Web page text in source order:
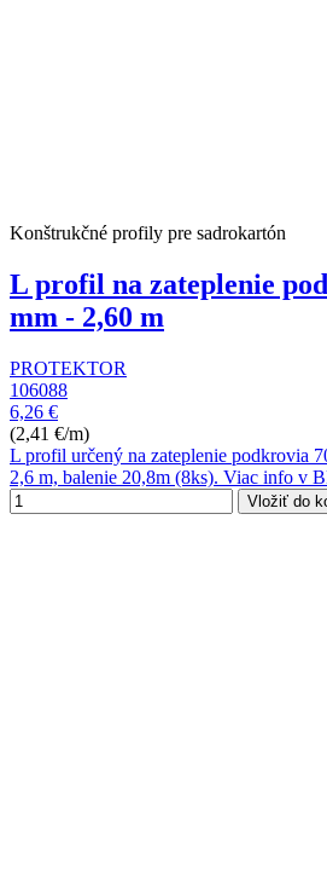
Konštrukčné profily pre sadrokartón
L profil na zateplenie
mm - 2,60 m
PROTEKTOR
106088
6,26 €
(2,41 €/m)
L profil určený na zateplenie podkrovia
2,6 m, balenie 20,8m (8ks). Viac info v
Vložiť do